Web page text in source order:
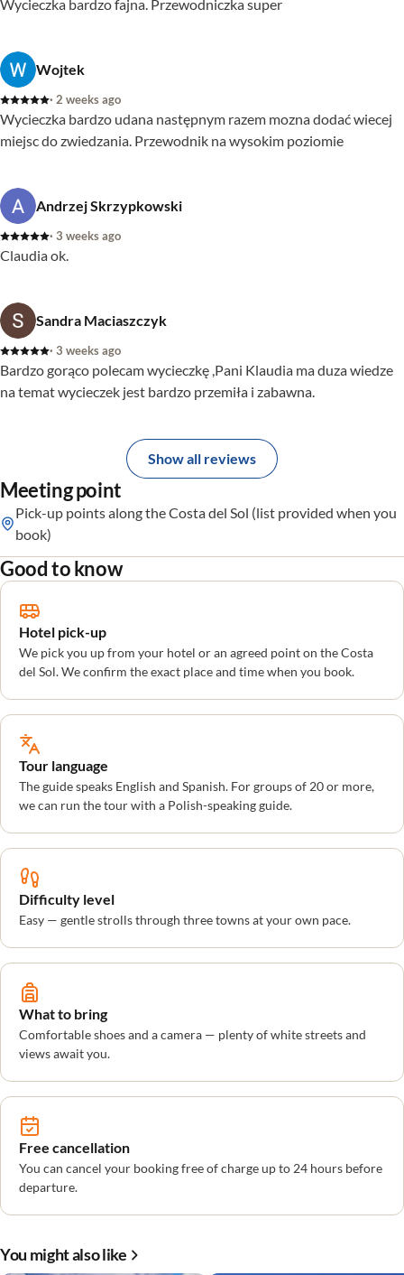
Wycieczka bardzo fajna. Przewodniczka super
Wojtek
· 2 weeks ago
Wycieczka bardzo udana następnym razem mozna dodać wiecej
miejsc do zwiedzania. Przewodnik na wysokim poziomie
Andrzej Skrzypkowski
· 3 weeks ago
Claudia ok.
Sandra Maciaszczyk
· 3 weeks ago
Bardzo gorąco polecam wycieczkę ,Pani Klaudia ma duza wiedze
na temat wycieczek jest bardzo przemiła i zabawna.
Show all reviews
Meeting point
Pick-up points along the Costa del Sol (list provided when you
book)
Good to know
Hotel pick-up
We pick you up from your hotel or an agreed point on the Costa
del Sol. We confirm the exact place and time when you book.
Tour language
The guide speaks English and Spanish. For groups of 20 or more,
we can run the tour with a Polish-speaking guide.
Difficulty level
Easy — gentle strolls through three towns at your own pace.
What to bring
Comfortable shoes and a camera — plenty of white streets and
views await you.
Free cancellation
You can cancel your booking free of charge up to 24 hours before
departure.
You might also like